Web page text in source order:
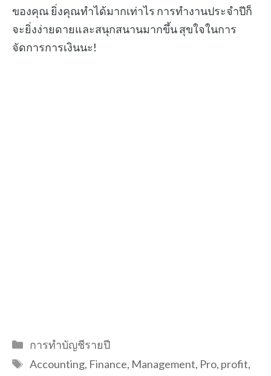
ของคุณ ยิ่งคุณทำได้มากเท่าไร การทำงานประจำปีก็
จะยิ่งง่ายดายและสนุกสนานมากขึ้น สุขใจในการ
จัดการการเงินนะ!
Categories
การทำบัญชีรายปี
Tags
Accounting, Finance, Management, Pro, profit,